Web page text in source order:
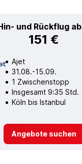
und Rückflug ab
151 €
Ajet
31.08.-15.09.
1 Zwischenstopp
Insgesamt 9:35 Std.
Köln bis Istanbul
Angebote suchen